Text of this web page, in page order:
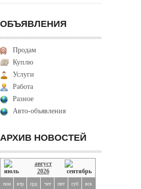
ОБЪЯВЛЕНИЯ
Продам
Куплю
Услуги
Работа
Разное
Авто-объявления
АРХИВ НОВОСТЕЙ
август
2026
пон втр срд чет пят суб вск